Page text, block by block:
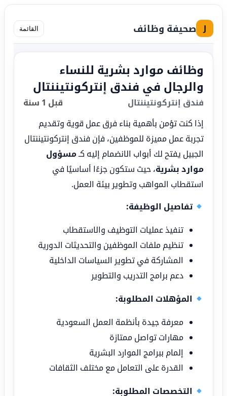
J صحيفة وظائف القائمة
وظائف موارد بشرية للنساء
والرجال في فندق إنتركونتيننتال
فندق إنتركونتيننتال
قبل 1 سنة
إذا كنت تؤمن بأهمية بناء فرق عمل قوية وتقديم
تجربة عمل مميزة للموظفين، فإن فندق إنتركونتيننتال
الجبيل يفتح لك أبواب الانضمام إليه كـمسؤول
موارد بشرية، حيث ستكون جزءًا أساسيًا في
استقطاب المواهب وتطوير بيئة العمل.
تفاصيل الوظيفة:
تنفيذ عمليات التوظيف والاستقطاب
تنظيم ملفات الموظفين والتحديثات الدورية
المشاركة في تطوير السياسات الداخلية
دعم برامج التدريب والتطوير
المؤهلات المطلوبة:
معرفة جيدة بأنظمة العمل السعودية
مهارات تواصل ممتازة
إلمام ببرامج الموارد البشرية
القدرة على التعامل مع مختلف الثقافات
التخصصات المطلوبة: